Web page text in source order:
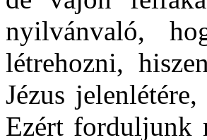
nyilvánvaló,
létrehozni,
Jézus
Ezért forduljunk